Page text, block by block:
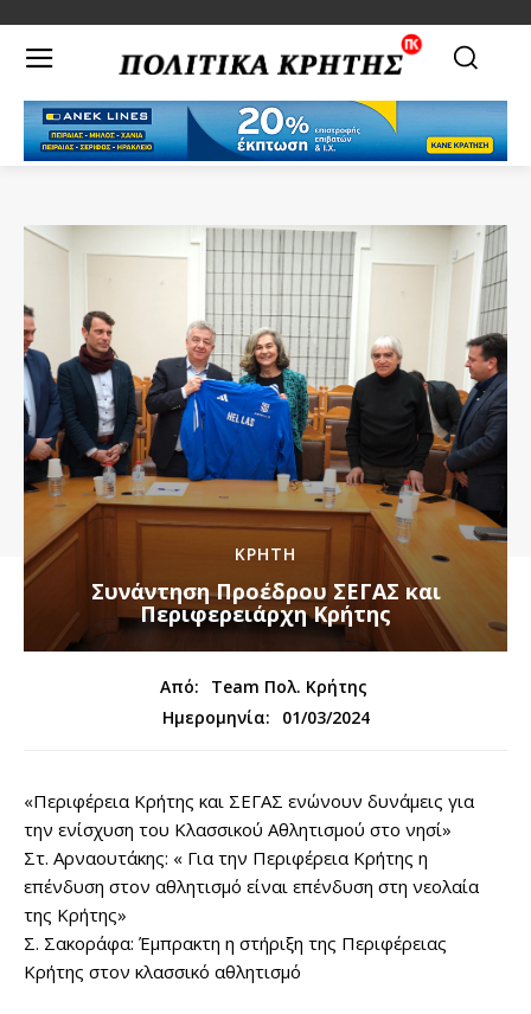
ΚΡΗΤΗ
Συνάντηση Προέδρου ΣΕΓΑΣ και
Περιφερειάρχη Κρήτης
Από:
Team Πολ. Κρήτης
Ημερομηνία:
01/03/2024
«Περιφέρεια Κρήτης και ΣΕΓΑΣ ενώνουν δυνάμεις για
την ενίσχυση του Κλασσικού Αθλητισμού στο νησί»
Στ. Αρναουτάκης: « Για την Περιφέρεια Κρήτης η
επένδυση στον αθλητισμό είναι επένδυση στη νεολαία
της Κρήτης»
Σ. Σακοράφα: Έμπρακτη η στήριξη της Περιφέρειας
Κρήτης στον κλασσικό αθλητισμό